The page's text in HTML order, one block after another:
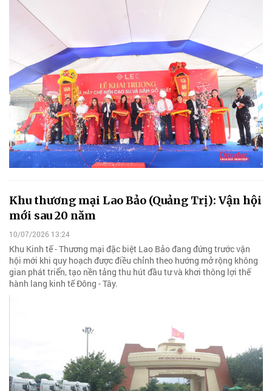
Khu thương mại Lao Bảo (Quảng Trị): Vận hội
mới sau 20 năm
10/07/2026 13:24
Khu Kinh tế - Thương mại đặc biệt Lao Bảo đang đứng trước vận
hội mới khi quy hoạch được điều chỉnh theo hướng mở rộng không
gian phát triển, tạo nền tảng thu hút đầu tư và khơi thông lợi thế
hành lang kinh tế Đông - Tây.